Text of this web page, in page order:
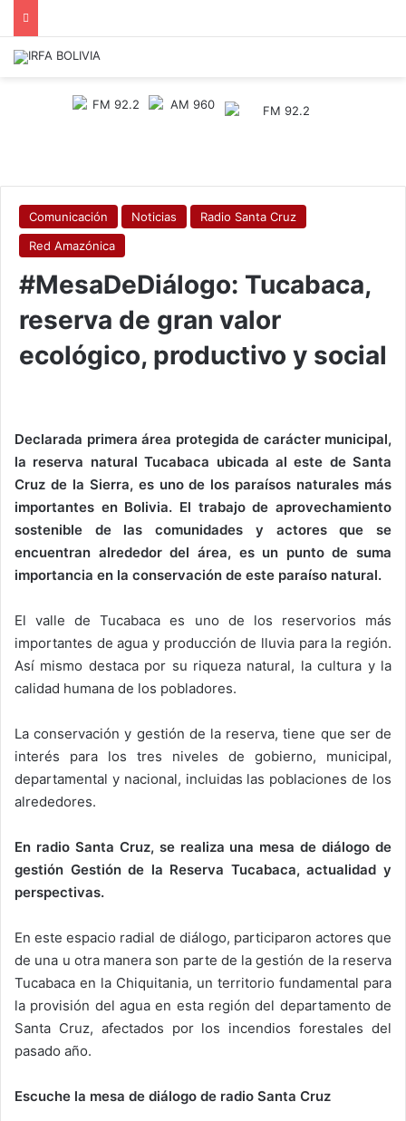
Comunicación Noticias
Radio Santa Cruz
Red Amazónica
#MesaDeDiálogo: Tucabaca,
reserva de gran valor
ecológico, productivo y social
Declarada primera área protegida de carácter municipal,
la reserva natural Tucabaca ubicada al este de Santa
Cruz de la Sierra, es uno de los paraísos naturales más
importantes en Bolivia. El trabajo de aprovechamiento
sostenible de las comunidades y actores que se
encuentran alrededor del área, es un punto de suma
importancia en la conservación de este paraíso natural.
El valle de Tucabaca es uno de los reservorios más
importantes de agua y producción de lluvia para la región.
Así mismo destaca por su riqueza natural, la cultura y la
calidad humana de los pobladores.
La conservación y gestión de la reserva, tiene que ser de
interés para los tres niveles de gobierno, municipal,
departamental y nacional, incluidas las poblaciones de los
alrededores.
En radio Santa Cruz, se realiza una mesa de diálogo de
gestión Gestión de la Reserva Tucabaca, actualidad y
perspectivas.
En este espacio radial de diálogo, participaron actores que
de una u otra manera son parte de la gestión de la reserva
Tucabaca en la Chiquitania, un territorio fundamental para
la provisión del agua en esta región del departamento de
Santa Cruz, afectados por los incendios forestales del
pasado año.
Escuche la mesa de diálogo de radio Santa Cruz